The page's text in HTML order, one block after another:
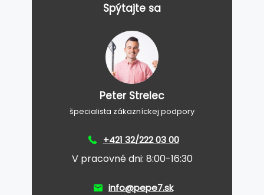
Spýtajte sa
Peter Strelec
špecialista zákazníckej podpory
+421 32/222 03 00
V pracovné dni: 8:00-16:30
info@pepe7.sk